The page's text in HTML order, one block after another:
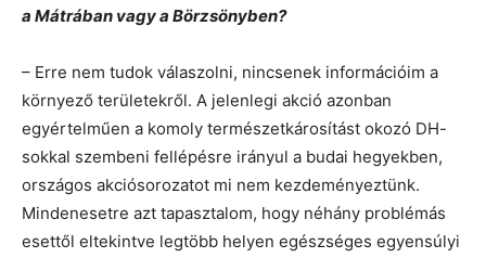
a Mátrában vagy a Börzsönyben?
– Erre nem tudok válaszolni, nincsenek információim a
környező területekről. A jelenlegi akció azonban
egyértelműen a komoly természetkárosítást okozó DH-
sokkal szembeni fellépésre irányul a budai hegyekben,
országos akciósorozatot mi nem kezdeményeztünk.
Mindenesetre azt tapasztalom, hogy néhány problémás
esettől eltekintve legtöbb helyen egészséges egyensúlyi